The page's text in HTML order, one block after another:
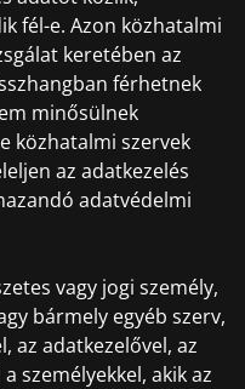
fél-e. Azon közhatalmi
keretében az
férhetnek
minősülnek
közhatalmi szervek
az adatkezelés
adatvédelmi
vagy jogi személy,
bármely egyéb szerv,
az adatkezelővel, az
személyekkel, akik az